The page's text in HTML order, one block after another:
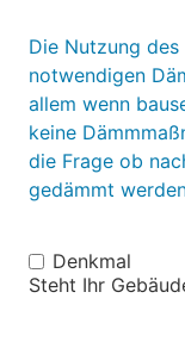
Die Nutzung
notwendigen
allem wenn
keine
die Frage ob
gedämmt
Denkmal
Denkmal
Steht Ihr